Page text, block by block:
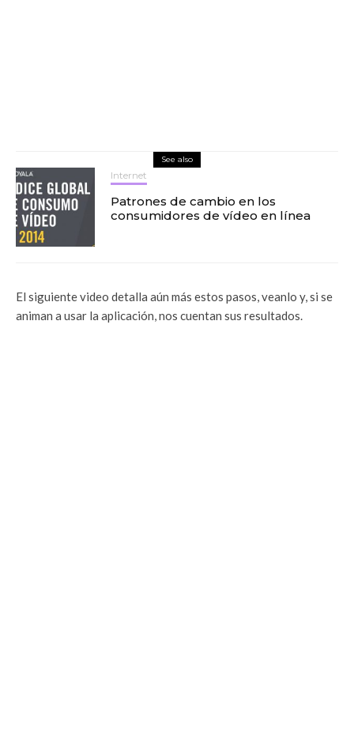
See also
Internet
Patrones de cambio en los
consumidores de vídeo en línea
El siguiente video detalla aún más estos pasos, veanlo y, si se
animan a usar la aplicación, nos cuentan sus resultados.